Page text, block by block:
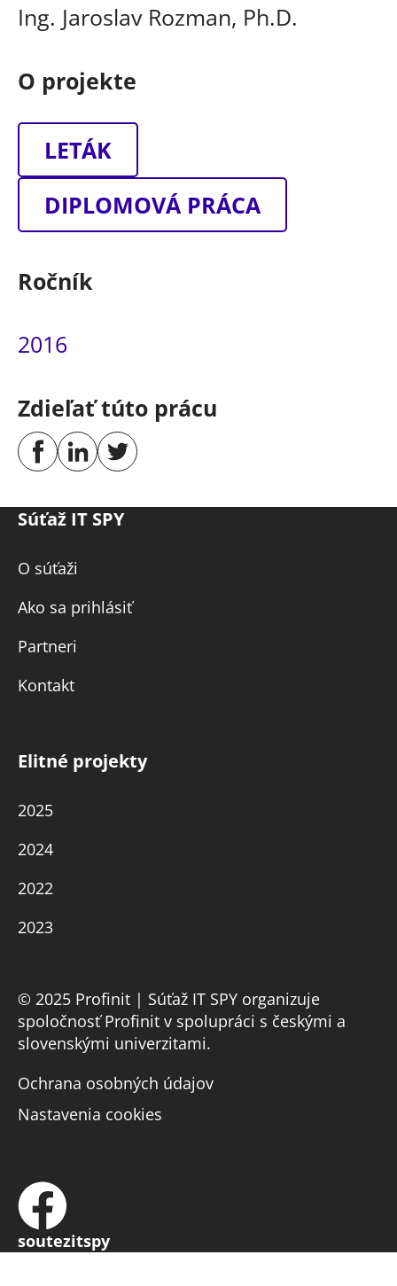
Ing. Jaroslav Rozman, Ph.D.
O projekte
LETÁK
DIPLOMOVÁ PRÁCA
Ročník
2016
Zdieľať túto prácu
Súťaž IT SPY
O súťaži
Ako sa prihlásiť
Partneri
Kontakt
Elitné projekty
2025
2024
2022
2023
© 2025 Profinit | Súťaž IT SPY organizuje
spoločnosť Profinit v spolupráci s českými a
slovenskými univerzitami.
Ochrana osobných údajov
Nastavenia cookies
soutezitspy